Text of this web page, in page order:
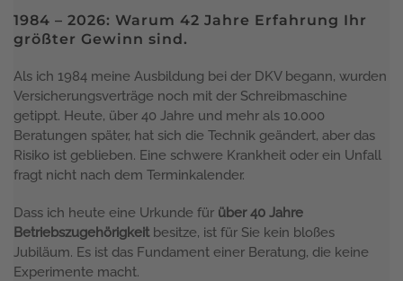
1984 – 2026: Warum 42 Jahre Erfahrung Ihr
größter Gewinn sind.
Als ich 1984 meine Ausbildung bei der DKV begann, wurden
Versicherungsverträge noch mit der Schreibmaschine
getippt. Heute, über 40 Jahre und mehr als 10.000
Beratungen später, hat sich die Technik geändert, aber das
Risiko ist geblieben. Eine schwere Krankheit oder ein Unfall
fragt nicht nach dem Terminkalender.
Dass ich heute eine Urkunde für über 40 Jahre
Betriebszugehörigkeit besitze, ist für Sie kein bloßes
Jubiläum. Es ist das Fundament einer Beratung, die keine
Experimente macht.